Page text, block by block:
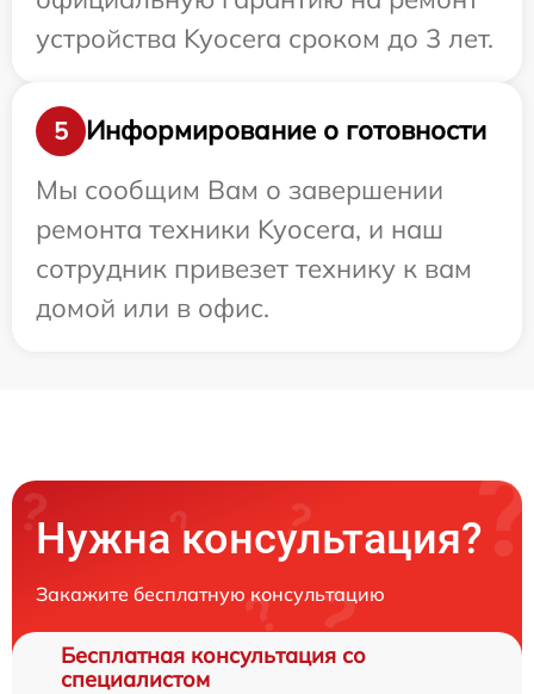
устройства Kyocera сроком до 3 лет.
5
Информирование о готовности
Мы сообщим Вам о завершении
ремонта техники Kyocera, и наш
сотрудник привезет технику к вам
домой или в офис.
Нужна консультация?
Закажите бесплатную консультацию
Бесплатная консультация со
специалистом